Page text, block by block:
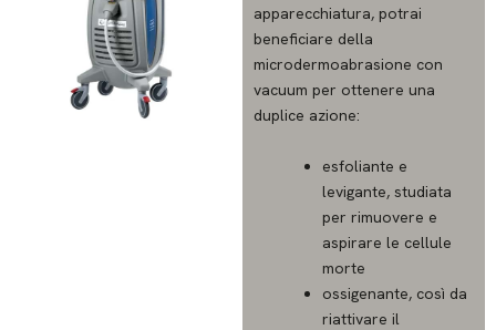
apparecchiatura, potrai
beneficiare della
microdermoabrasione con
vacuum per ottenere una
duplice azione:
esfoliante e
levigante, studiata
per rimuovere e
aspirare le cellule
morte
ossigenante, così da
riattivare il